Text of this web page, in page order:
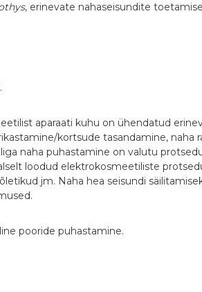
, erinevate nahaseisundite
.
aparaati kuhu on ühendatud
kortsude tasandamine,
naha puhastamine on valutu
loodud elektrokosmeetiliste
jm. Naha hea seisundi
pooride puhastamine.